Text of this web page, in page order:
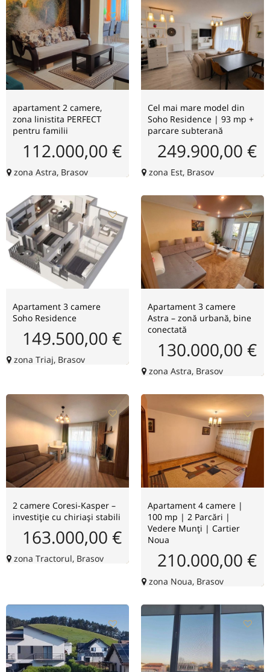
apartament 2 camere,
zona linistita PERFECT
pentru familii
112.000,00 €
zona Astra, Brasov
Cel mai mare model din
Soho Residence | 93 mp +
parcare subterană
249.900,00 €
zona Est, Brasov
Apartament 3 camere
Soho Residence
149.500,00 €
zona Triaj, Brasov
Apartament 3 camere
Astra – zonă urbană, bine
conectată
130.000,00 €
zona Astra, Brasov
2 camere Coresi-Kasper –
investiție cu chiriași stabili
163.000,00 €
zona Tractorul, Brasov
Apartament 4 camere |
100 mp | 2 Parcări |
Vedere Munți | Cartier
Noua
210.000,00 €
zona Noua, Brasov